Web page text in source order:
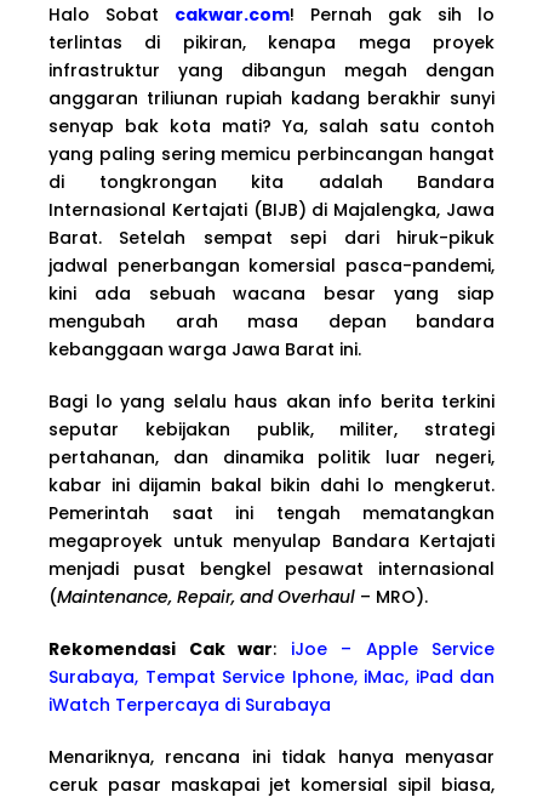
Halo Sobat cakwar.com! Pernah gak sih lo
terlintas di pikiran, kenapa mega proyek
infrastruktur yang dibangun megah dengan
anggaran triliunan rupiah kadang berakhir sunyi
senyap bak kota mati? Ya, salah satu contoh
yang paling sering memicu perbincangan hangat
di tongkrongan kita adalah Bandara
Internasional Kertajati (BIJB) di Majalengka, Jawa
Barat. Setelah sempat sepi dari hiruk-pikuk
jadwal penerbangan komersial pasca-pandemi,
kini ada sebuah wacana besar yang siap
mengubah arah masa depan bandara
kebanggaan warga Jawa Barat ini.
Bagi lo yang selalu haus akan info berita terkini
seputar kebijakan publik, militer, strategi
pertahanan, dan dinamika politik luar negeri,
kabar ini dijamin bakal bikin dahi lo mengkerut.
Pemerintah saat ini tengah mematangkan
megaproyek untuk menyulap Bandara Kertajati
menjadi pusat bengkel pesawat internasional
(Maintenance, Repair, and Overhaul – MRO).
Rekomendasi Cak war: iJoe – Apple Service
Surabaya, Tempat Service Iphone, iMac, iPad dan
iWatch Terpercaya di Surabaya
Menariknya, rencana ini tidak hanya menyasar
ceruk pasar maskapai jet komersial sipil biasa,